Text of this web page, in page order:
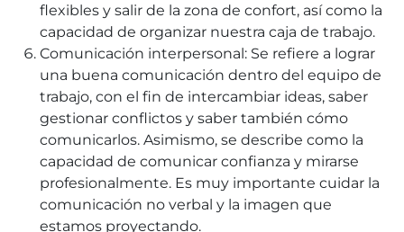
flexibles y salir de la zona de confort, así como la
capacidad de organizar nuestra caja de trabajo.
Comunicación interpersonal: Se refiere a lograr
una buena comunicación dentro del equipo de
trabajo, con el fin de intercambiar ideas, saber
gestionar conflictos y saber también cómo
comunicarlos. Asimismo, se describe como la
capacidad de comunicar confianza y mirarse
profesionalmente. Es muy importante cuidar la
comunicación no verbal y la imagen que
estamos proyectando.